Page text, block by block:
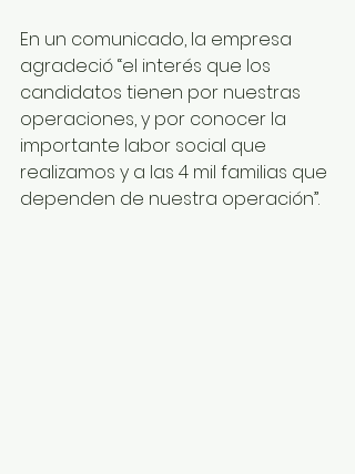
En un comunicado, la empresa
agradeció “el interés que los
candidatos tienen por nuestras
operaciones, y por conocer la
importante labor social que
realizamos y a las 4 mil familias que
dependen de nuestra operación”.